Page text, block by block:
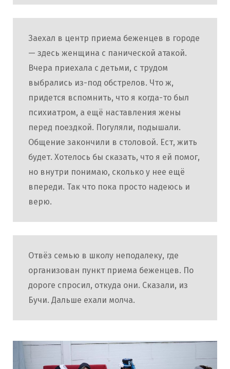
Заехал в центр приема беженцев в городе
— здесь женщина с панической атакой.
Вчера приехала с детьми, с трудом
выбрались из-под обстрелов. Что ж,
придется вспомнить, что я когда-то был
психиатром, а ещё наставления жены
перед поездкой. Погуляли, подышали.
Общение закончили в столовой. Ест, жить
будет. Хотелось бы сказать, что я ей помог,
но внутри понимаю, сколько у нее ещё
впереди. Так что пока просто надеюсь и
верю.
Отвёз семью в школу неподалеку, где
организован пункт приема беженцев. По
дороге спросил, откуда они. Сказали, из
Бучи. Дальше ехали молча.